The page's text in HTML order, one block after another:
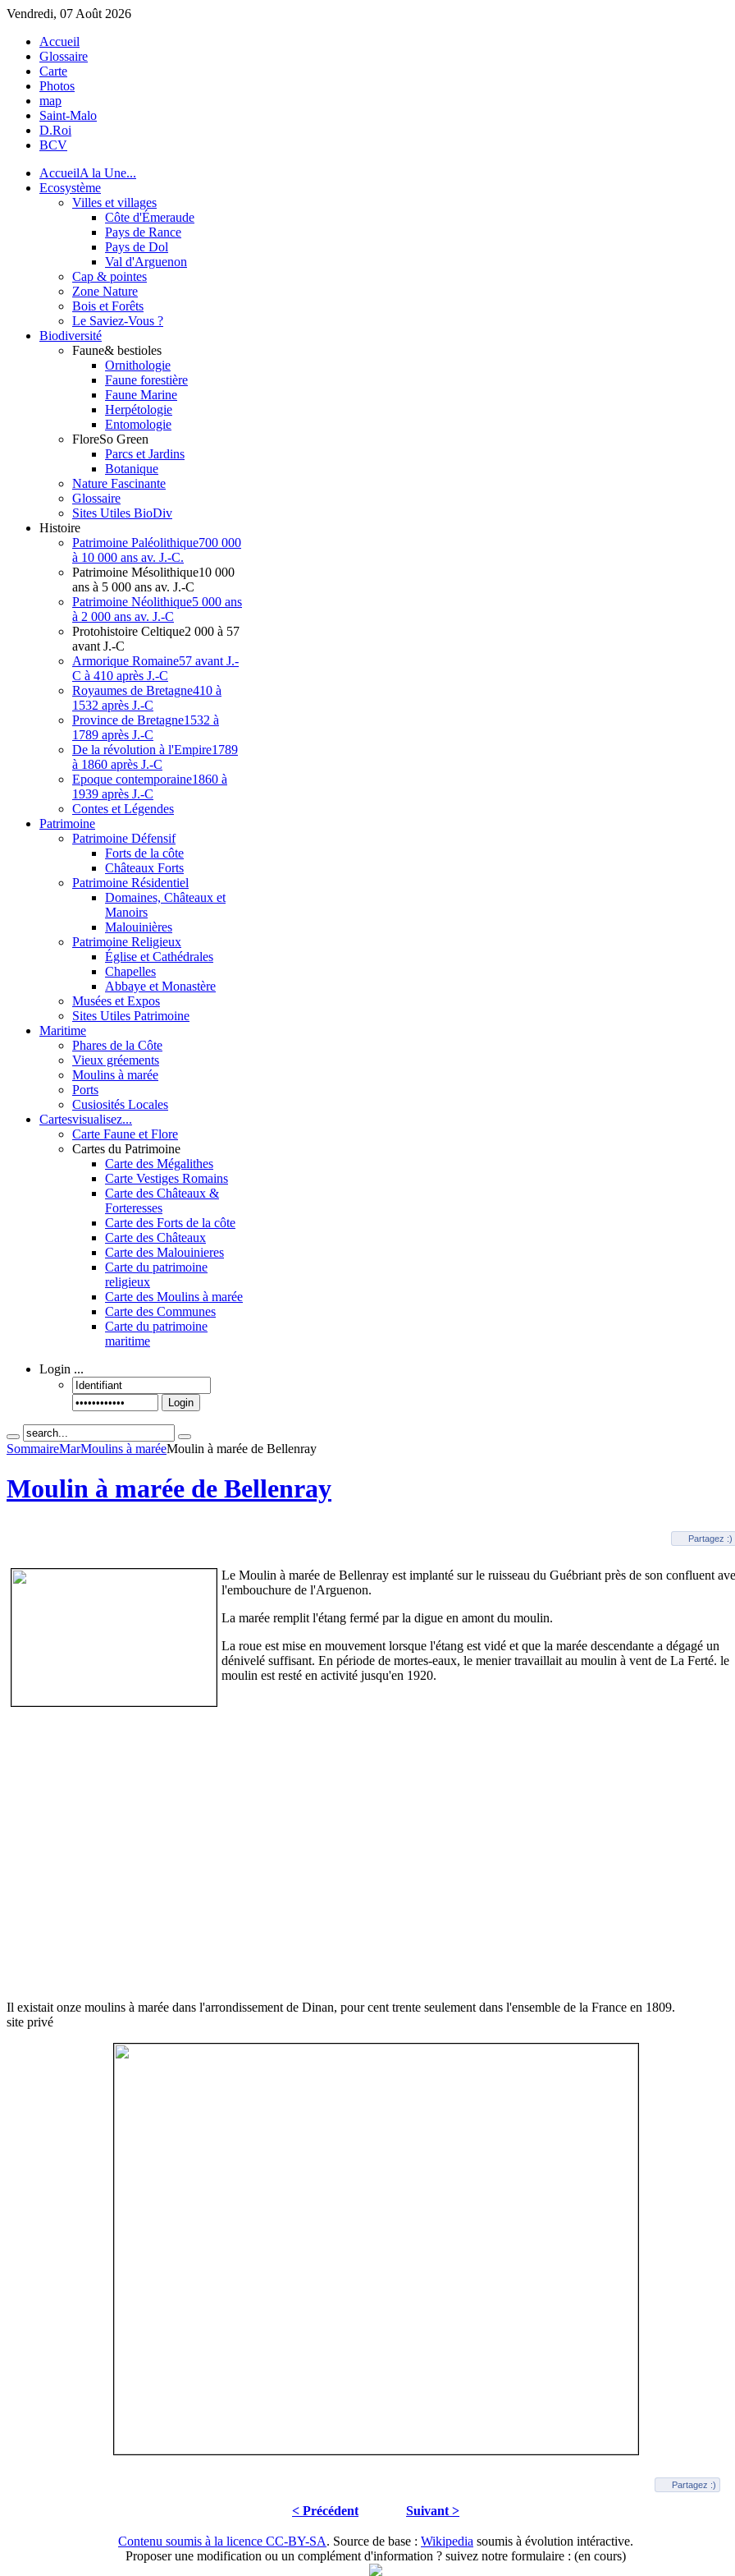
Vendredi, 07 Août 2026
Accueil
Glossaire
Carte
Photos
map
Saint-Malo
D.Roi
BCV
AccueilA la Une...
Ecosystème
Villes et villages
Côte d'Émeraude
Pays de Rance
Pays de Dol
Val d'Arguenon
Cap & pointes
Zone Nature
Bois et Forêts
Le Saviez-Vous ?
Biodiversité
Faune& bestioles
Ornithologie
Faune forestière
Faune Marine
Herpétologie
Entomologie
FloreSo Green
Parcs et Jardins
Botanique
Nature Fascinante
Glossaire
Sites Utiles BioDiv
Histoire
Patrimoine Paléolithique700 000
à 10 000 ans av. J.-C.
Patrimoine Mésolithique10 000
ans à 5 000 ans av. J.-C
Patrimoine Néolithique5 000 ans
à 2 000 ans av. J.-C
Protohistoire Celtique2 000 à 57
avant J.-C
Armorique Romaine57 avant J.-
C à 410 après J.-C
Royaumes de Bretagne410 à
1532 après J.-C
Province de Bretagne1532 à
1789 après J.-C
De la révolution à l'Empire1789
à 1860 après J.-C
Epoque contemporaine1860 à
1939 après J.-C
Contes et Légendes
Patrimoine
Patrimoine Défensif
Forts de la côte
Châteaux Forts
Patrimoine Résidentiel
Domaines, Châteaux et
Manoirs
Malouinières
Patrimoine Religieux
Église et Cathédrales
Chapelles
Abbaye et Monastère
Musées et Expos
Sites Utiles Patrimoine
Maritime
Phares de la Côte
Vieux gréements
Moulins à marée
Ports
Cusiosités Locales
Cartesvisualisez...
Carte Faune et Flore
Cartes du Patrimoine
Carte des Mégalithes
Carte Vestiges Romains
Carte des Châteaux &
Forteresses
Carte des Forts de la côte
Carte des Châteaux
Carte des Malouinieres
Carte du patrimoine
religieux
Carte des Moulins à marée
Carte des Communes
Carte du patrimoine
maritime
Login ...
Login
SommaireMarMoulins à maréeMoulin à marée de Bellenray
Moulin à marée de Bellenray
Partagez :)
Le Moulin à marée de Bellenray est implanté sur le ruisseau du Guébriant près de son confluent
l'embouchure de l'Arguenon.
La marée remplit l'étang fermé par la digue en amont du moulin.
La roue est mise en mouvement lorsque l'étang est vidé et que la marée descendante a dégagé un
dénivelé suffisant. En période de mortes-eaux, le menier travaillait au moulin à vent de La Ferté. le
moulin est resté en activité jusqu'en 1920.
Il existait onze moulins à marée dans l'arrondissement de Dinan, pour cent trente seulement dans l'ensemble de la France en 1809.
site privé
Partagez :)
< Précédent Suivant >
Contenu soumis à la licence CC-BY-SA. Source de base : Wikipedia soumis à évolution intéractive.
Proposer une modification ou un complément d'information ? suivez notre formulaire : (en cours)